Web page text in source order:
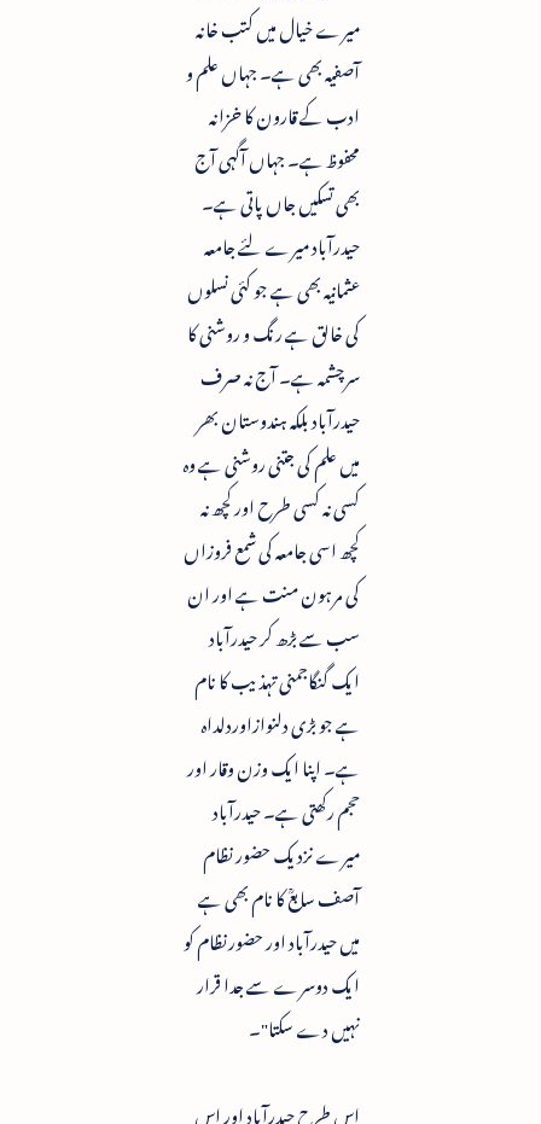
میرے خیال میں کتب خانہ
آصفیہ بھی ہے۔ جہاں علم و
ادب کے قارون کا خزانہ
محفوظ ہے۔ جہاں آگہی آج
بھی تسکیں جاں پاتی ہے۔
حیدرآباد میرے لئے جامعہ
عثمانیہ بھی ہے جو کئی نسلوں
کی خالق ہے رنگ و روشنی کا
سرچشمہ ہے۔ آج نہ صرف
حیدرآباد بلکہ ہندوستان بھر
میں علم کی جتنی روشنی ہے وہ
کسی نہ کسی طرح اور کچھ نہ
کچھ اسی جامعہ کی شمع فروزاں
کی مرہون منت ہے اور ان
سب سے بڑھ کر حیدرآباد
ایک گنگاجمنی تہذیب کا نام
ہے جو بڑی دلنوازاوردلداہ
ہے۔ اپنا ایک وزن وقار اور
حجم رکھتی ہے۔ حیدرآباد
میرے نزدیک حضور نظام
آصف سابعؒ کا نام بھی ہے
میں حیدرآباد اور حضورنظام کو
ایک دوسرے سے جدا قرار
نہیں دے سکتا"۔
اس طرح حیدرآباد اور اس